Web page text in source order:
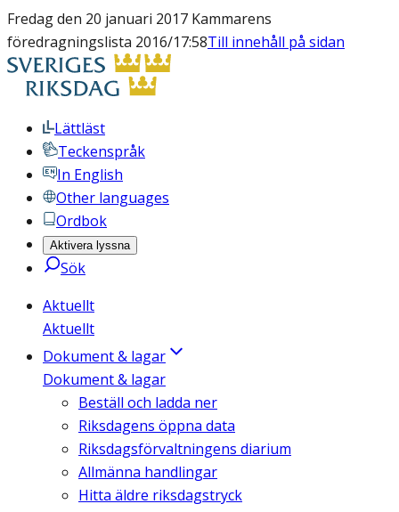
Fredag den 20 januari 2017 Kammarens
föredragningslista 2016/17:58Till innehåll på sidan
Lättläst
Teckenspråk
In English
Other languages
Ordbok
Aktivera lyssna
Sök
Aktuellt
Aktuellt
Dokument & lagar
Dokument & lagar
Beställ och ladda ner
Riksdagens öppna data
Riksdagsförvaltningens diarium
Allmänna handlingar
Hitta äldre riksdagstryck